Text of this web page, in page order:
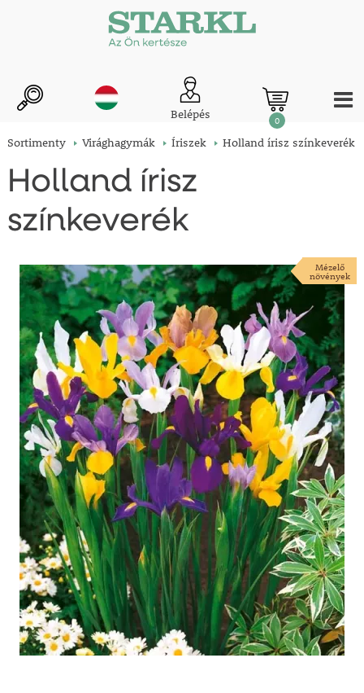
Belépés 0
Sortimenty Virághagymák Íriszek Holland írisz színkeverék
Holland írisz
színkeverék
Mézelő
növények